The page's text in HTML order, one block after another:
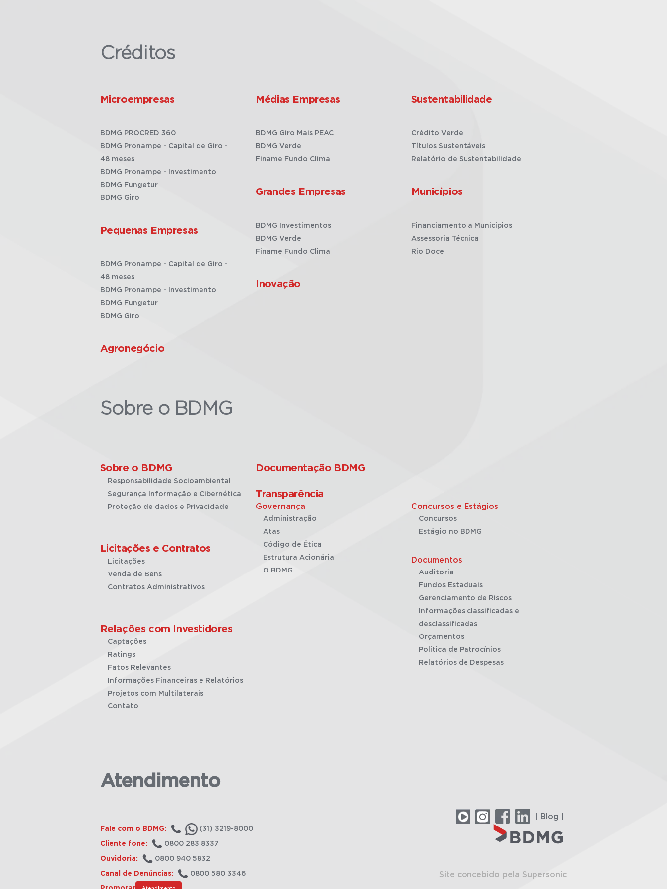
Créditos
Microempresas
BDMG PROCRED 360
BDMG Pronampe - Capital de Giro -
48 meses
BDMG Pronampe - Investimento
BDMG Fungetur
BDMG Giro
Pequenas Empresas
BDMG Pronampe - Capital de Giro -
48 meses
BDMG Pronampe - Investimento
BDMG Fungetur
BDMG Giro
Agronegócio
Médias Empresas
BDMG Giro Mais PEAC
BDMG Verde
Finame Fundo Clima
Grandes Empresas
BDMG Investimentos
BDMG Verde
Finame Fundo Clima
Inovação
Sustentabilidade
Crédito Verde
Títulos Sustentáveis
Relatório de Sustentabilidade
Municípios
Financiamento a Municípios
Assessoria Técnica
Rio Doce
Sobre o BDMG
Sobre o BDMG
Responsabilidade Socioambiental
Segurança Informação e Cibernética
Proteção de dados e Privacidade
Licitações e Contratos
Licitações
Venda de Bens
Contratos Administrativos
Relações com Investidores
Captações
Ratings
Fatos Relevantes
Informações Financeiras e Relatórios
Projetos com Multilaterais
Contato
Documentação BDMG
Transparência
Governança
Administração
Atas
Código de Ética
Estrutura Acionária
O BDMG
Concursos e Estágios
Concursos
Estágio no BDMG
Documentos
Auditoria
Fundos Estaduais
Gerenciamento de Riscos
Informações classificadas e
desclassificadas
Orçamentos
Política de Patrocínios
Relatórios de Despesas
Atendimento
Fale com o BDMG: (31) 3219-8000
Cliente fone: 0800 283 8337
Ouvidoria: 0800 940 5832
Canal de Denúncias: 0800 580 3346
Atendimento
| Blog |
Site concebido pela Supersonic